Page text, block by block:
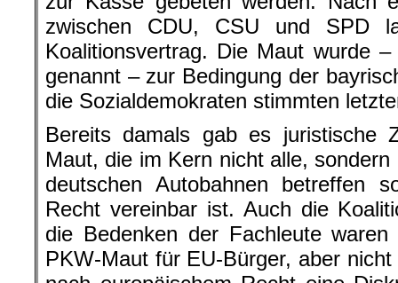
zwischen CDU, CSU und SPD
Koalitionsvertrag. Die Maut wurde –
genannt – zur Bedingung der
die Sozialdemokraten stimmten
Bereits damals gab es juristische
Maut, die im Kern nicht alle,
deutschen Autobahnen betreffen
Recht vereinbar ist. Auch die
die Bedenken der Fachleute
PKW-Maut für EU-Bürger, aber